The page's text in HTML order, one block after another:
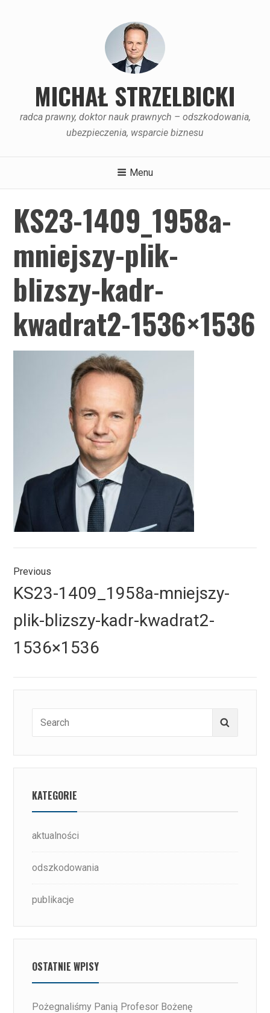
MICHAŁ STRZELBICKI
radca prawny, doktor nauk prawnych – odszkodowania,
ubezpieczenia, wsparcie biznesu
Menu
KS23-1409_1958a-
mniejszy-plik-
blizszy-kadr-
kwadrat2-1536×1536
Nawigacja
wpisu
Previous
Previous
post:
KS23-1409_1958a-mniejszy-
plik-blizszy-kadr-kwadrat2-
1536×1536
KATEGORIE
aktualności
odszkodowania
publikacje
OSTATNIE WPISY
Pożegnaliśmy Panią Profesor Bożenę